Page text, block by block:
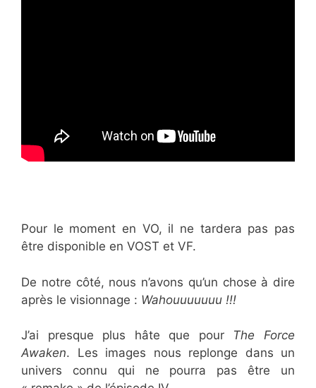
Pour le moment en VO, il ne tardera pas pas
être disponible en VOST et VF.
De notre côté, nous n’avons qu’un chose à dire
après le visionnage : Wahouuuuuuu !!!
J’ai presque plus hâte que pour The Force
Awaken. Les images nous replonge dans un
univers connu qui ne pourra pas être un